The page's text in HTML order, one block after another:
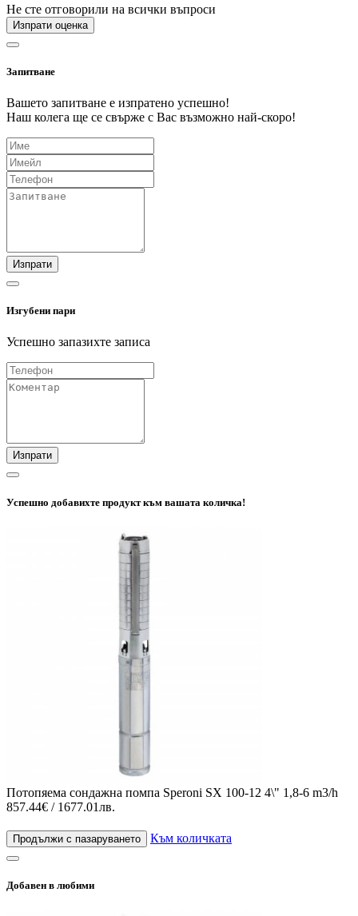
Не сте отговорили на всички въпроси
Изпрати оценка
Запитване
Вашето запитване е изпратено успешно!
Наш колега ще се свърже с Вас възможно най-скоро!
Изпрати
Изгубени пари
Успешно запазихте записа
Изпрати
Успешно добавихте продукт към вашата количка!
Потопяема сондажна помпа Speroni SX 100-12 4\" 1,8-6 m3/h
857.44€ / 1677.01лв.
Продължи с пазаруването Към количката
Добавен в любими